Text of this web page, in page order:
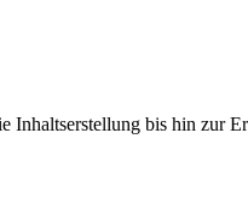
Inhaltserstellung bis hin zur